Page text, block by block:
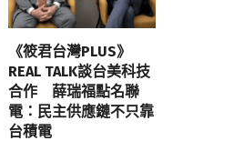
《筱君台灣PLUS》
REAL TALK談台美科技
合作 薛瑞福點名聯
電：民主供應鏈不只靠
台積電